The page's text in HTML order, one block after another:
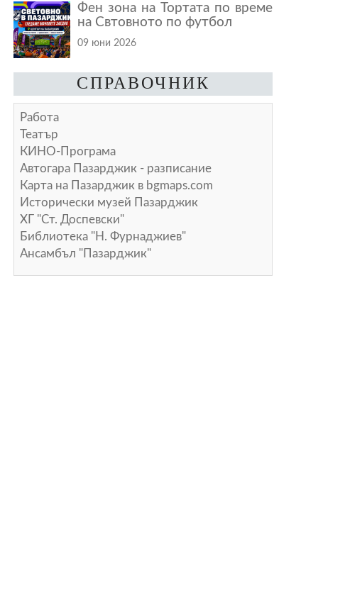
Фен зона на Тортата по време
на Свтовното по футбол
09 юни 2026
СПРАВОЧНИК
Работа
Театър
КИНО-Програма
Автогара Пазарджик - разписание
Карта на Пазарджик в bgmaps.com
Исторически музей Пазарджик
ХГ "Ст. Доспевски"
Библиотека "Н. Фурнаджиев"
Ансамбъл "Пазарджик"